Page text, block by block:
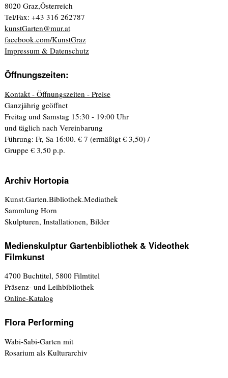
8020 Graz,Österreich
Tel/Fax: +43 316 262787
kunstGarten@mur.at
facebook.com/KunstGraz
Impressum & Datenschutz
Öffnungszeiten:
Kontakt - Öffnungszeiten - Preise
Ganzjährig geöffnet
Freitag und Samstag 15:30 - 19:00 Uhr
und täglich nach Vereinbarung
Führung: Fr, Sa 16:00. € 7 (ermäßigt € 3,50) /
Gruppe € 3,50 p.p.
Archiv Hortopia
Kunst.Garten.Bibliothek.Mediathek
Sammlung Horn
Skulpturen, Installationen, Bilder
Medienskulptur Gartenbibliothek & Videothek
Filmkunst
4700 Buchtitel, 5800 Filmtitel
Präsenz- und Leihbibliothek
Online-Katalog
Flora Performing
Wabi-Sabi-Garten mit
Rosarium als Kulturarchiv